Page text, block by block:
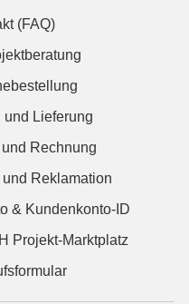
(FAQ)
und Lieferung
Rechnung
Reklamation
& Kundenkonto-ID
Projekt-Marktplatz